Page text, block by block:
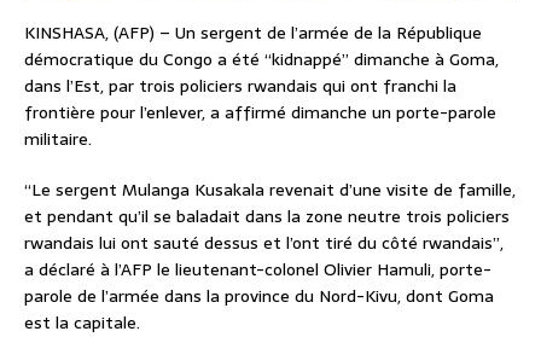
KINSHASA, (AFP) – Un sergent de l’armée de la République
démocratique du Congo a été “kidnappé” dimanche à Goma,
dans l’Est, par trois policiers rwandais qui ont franchi la
frontière pour l’enlever, a affirmé dimanche un porte-parole
militaire.
“Le sergent Mulanga Kusakala revenait d’une visite de famille,
et pendant qu’il se baladait dans la zone neutre trois policiers
rwandais lui ont sauté dessus et l’ont tiré du côté rwandais”,
a déclaré à l’AFP le lieutenant-colonel Olivier Hamuli, porte-
parole de l’armée dans la province du Nord-Kivu, dont Goma
est la capitale.